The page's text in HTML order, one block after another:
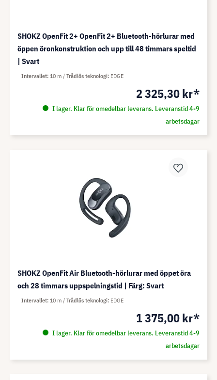
SHOKZ OpenFit 2+ OpenFit 2+ Bluetooth-hörlurar med
öppen öronkonstruktion och upp till 48 timmars speltid
| Svart
2 325,30 kr*
I lager. Klar för omedelbar leverans. Leveranstid 4-9
arbetsdagar
Intervallet 10 m Trådlös teknologi EDGE
SHOKZ OpenFit Air Bluetooth-hörlurar med öppet öra
och 28 timmars uppspelningstid | Färg: Svart
1 375,00 kr*
I lager. Klar för omedelbar leverans. Leveranstid 4-9
arbetsdagar
Intervallet 10 m Trådlös teknologi EDGE